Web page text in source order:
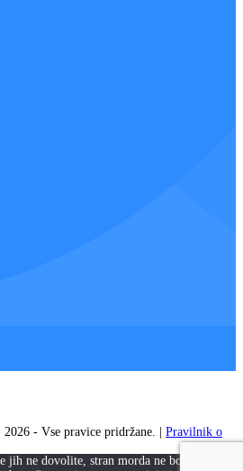
- Vse pravice pridržane. | Pravilnik o
jih ne dovolite, stran morda ne bo delovala